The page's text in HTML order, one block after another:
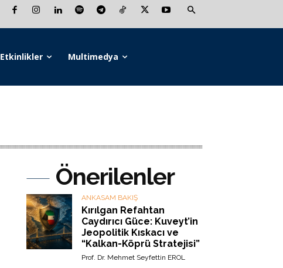
Etkinlikler Multimedya
Önerilenler
ANKASAM BAKIŞ
Kırılgan Refahtan
Caydırıcı Güce: Kuveyt’in
Jeopolitik Kıskacı ve
“Kalkan-Köprü Stratejisi”
Prof. Dr. Mehmet Seyfettin EROL